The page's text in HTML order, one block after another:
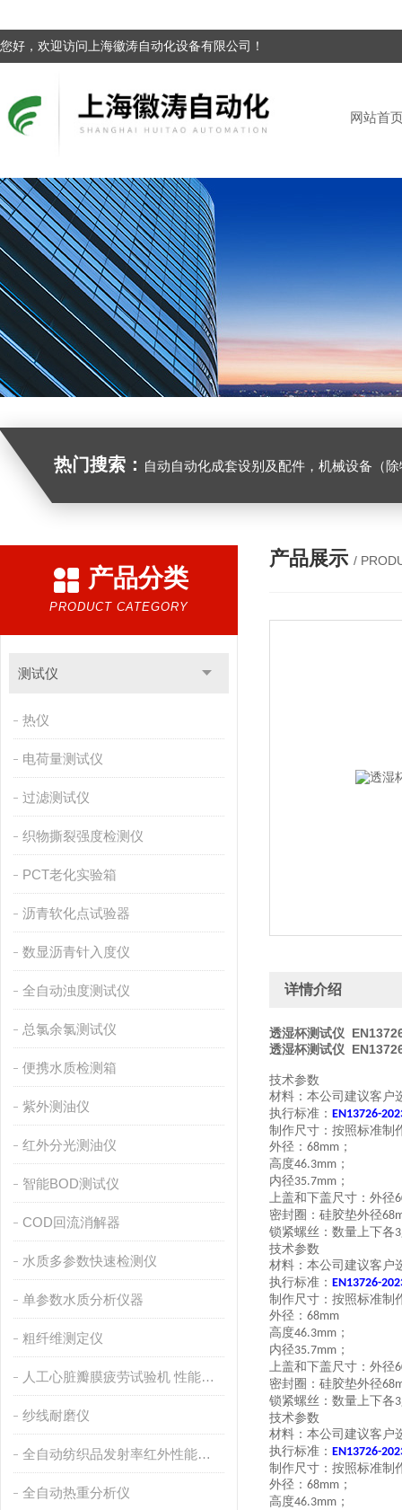
您好，欢迎访问上海徽涛自动化设备有限公司！
网站首
热门搜索： 自动自动化成套设别及配件，机械设备（除特种设备）及配件制造，加工（以上限分支机构经营），设计，批发，零售，模具，五金制品，工具加工（限分支机构经营），设计，批发，零售。五金交电，金属材料，金属制品，不锈钢制品，建筑材料，钢材，橡塑制品，环保设备，润滑剂，汽车配件，摩托车配件的批发，零售。（企业经营涉及行政许可的，凭许可证件经营）化成套设别及配件，机械设备（除特种设
产品分类
PRODUCT CATEGORY
测试仪
热仪
电荷量测试仪
过滤测试仪
织物撕裂强度检测仪
PCT老化实验箱
沥青软化点试验器
数显沥青针入度仪
全自动浊度测试仪
总氯余氯测试仪
便携水质检测箱
紫外测油仪
红外分光测油仪
智能BOD测试仪
COD回流消解器
水质多参数快速检测仪
单参数水质分析仪器
粗纤维测定仪
人工心脏瓣膜疲劳试验机 性能稳定
纱线耐磨仪
全自动纺织品发射率红外性能分析
全自动热重分析仪
产品展示 /
详情介绍
透湿杯测试仪
透湿杯测试仪
技术参数
材料：本公司建议客户
执行标准： EN13726-
制作尺寸：按照标准制
外径： 68mm ；
高度46.3mm ；
内径35.7mm ；
上盖和下盖尺寸：外径
密封圈：硅胶垫外径
锁紧螺丝：数量上下各3
技术参数
材料：本公司建议客户
执行标准： EN13726-
制作尺寸：按照标准制
外径： 68mm
高度46.3mm ；
内径35.7mm ；
上盖和下盖尺寸：外径
密封圈：硅胶垫外径
锁紧螺丝：数量上下各3
技术参数
材料：本公司建议客户
执行标准： EN13726-
制作尺寸：按照标准制
外径： 68mm ；
高度46.3mm ；